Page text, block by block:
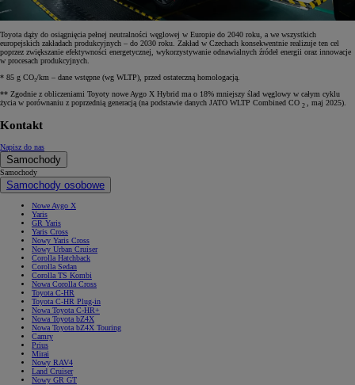
Toyota dąży do osiągnięcia pełnej neutralności węglowej w Europie do 2040 roku, a we wszystkich
europejskich zakładach produkcyjnych – do 2030 roku. Zakład w Czechach konsekwentnie realizuje ten cel
poprzez zwiększanie efektywności energetycznej, wykorzystywanie odnawialnych źródeł energii oraz innowacje
w procesach produkcyjnych.
* 85 g CO₂/km – dane wstępne (wg WLTP), przed ostateczną homologacją.
** Zgodnie z obliczeniami Toyoty nowe Aygo X Hybrid ma o 18% mniejszy ślad węglowy w całym cyklu
życia w porównaniu z poprzednią generacją (na podstawie danych JATO WLTP Combined CO 2 , maj 2025).
Kontakt
Napisz do nas
Samochody
Samochody
Samochody osobowe
Nowe Aygo X
Yaris
GR Yaris
Yaris Cross
Nowy Yaris Cross
Nowy Urban Cruiser
Corolla Hatchback
Corolla Sedan
Corolla TS Kombi
Nowa Corolla Cross
Toyota C-HR
Toyota C-HR Plug-in
Nowa Toyota C-HR+
Nowa Toyota bZ4X
Nowa Toyota bZ4X Touring
Camry
Prius
Mirai
Nowy RAV4
Land Cruiser
Nowy GR GT